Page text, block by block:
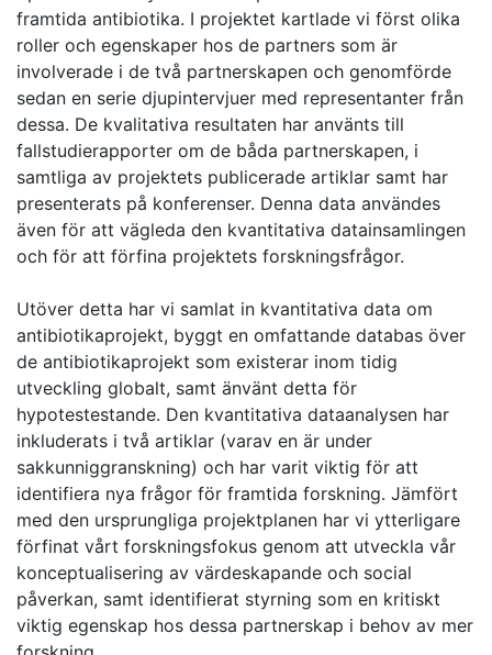
framtida antibiotika. I projektet kartlade vi först olika
roller och egenskaper hos de partners som är
involverade i de två partnerskapen och genomförde
sedan en serie djupintervjuer med representanter från
dessa. De kvalitativa resultaten har använts till
fallstudierapporter om de båda partnerskapen, i
samtliga av projektets publicerade artiklar samt har
presenterats på konferenser. Denna data användes
även för att vägleda den kvantitativa datainsamlingen
och för att förfina projektets forskningsfrågor.
Utöver detta har vi samlat in kvantitativa data om
antibiotikaprojekt, byggt en omfattande databas över
de antibiotikaprojekt som existerar inom tidig
utveckling globalt, samt änvänt detta för
hypotestestande. Den kvantitativa dataanalysen har
inkluderats i två artiklar (varav en är under
sakkunniggranskning) och har varit viktig för att
identifiera nya frågor för framtida forskning. Jämfört
med den ursprungliga projektplanen har vi ytterligare
förfinat vårt forskningsfokus genom att utveckla vår
konceptualisering av värdeskapande och social
påverkan, samt identifierat styrning som en kritiskt
viktig egenskap hos dessa partnerskap i behov av mer